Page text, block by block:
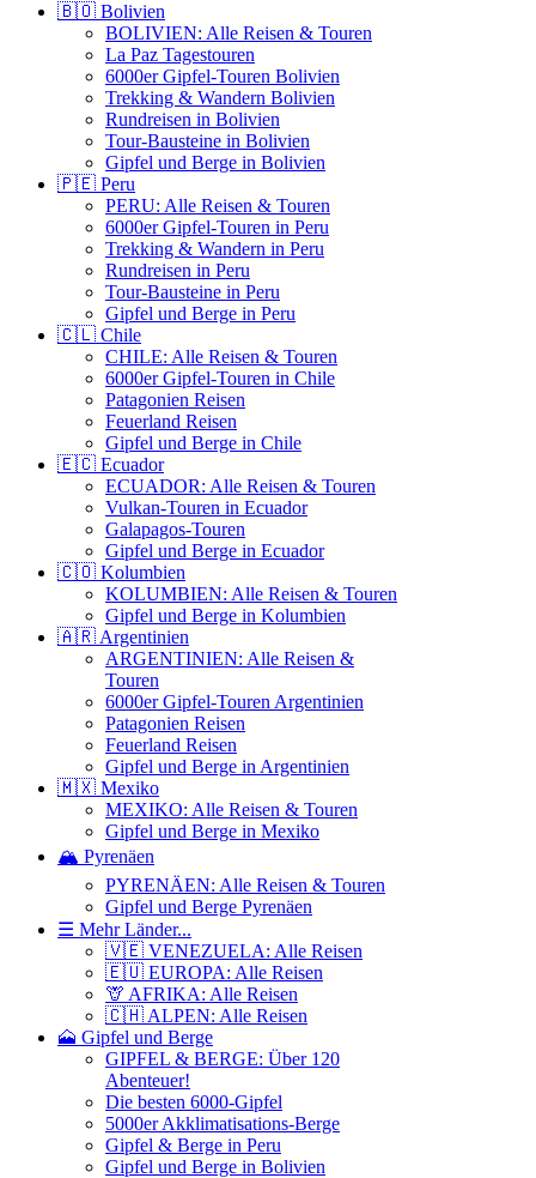
🇧🇴 Bolivien
BOLIVIEN: Alle Reisen & Touren
La Paz Tagestouren
6000er Gipfel-Touren Bolivien
Trekking & Wandern Bolivien
Rundreisen in Bolivien
Tour-Bausteine in Bolivien
Gipfel und Berge in Bolivien
🇵🇪 Peru
PERU: Alle Reisen & Touren
6000er Gipfel-Touren in Peru
Trekking & Wandern in Peru
Rundreisen in Peru
Tour-Bausteine in Peru
Gipfel und Berge in Peru
🇨🇱 Chile
CHILE: Alle Reisen & Touren
6000er Gipfel-Touren in Chile
Patagonien Reisen
Feuerland Reisen
Gipfel und Berge in Chile
🇪🇨 Ecuador
ECUADOR: Alle Reisen & Touren
Vulkan-Touren in Ecuador
Galapagos-Touren
Gipfel und Berge in Ecuador
🇨🇴 Kolumbien
KOLUMBIEN: Alle Reisen & Touren
Gipfel und Berge in Kolumbien
🇦🇷 Argentinien
ARGENTINIEN: Alle Reisen &
Touren
6000er Gipfel-Touren Argentinien
Patagonien Reisen
Feuerland Reisen
Gipfel und Berge in Argentinien
🇲🇽 Mexiko
MEXIKO: Alle Reisen & Touren
Gipfel und Berge in Mexiko
🏔️ Pyrenäen
PYRENÄEN: Alle Reisen & Touren
Gipfel und Berge Pyrenäen
☰ Mehr Länder...
🇻🇪 VENEZUELA: Alle Reisen
🇪🇺 EUROPA: Alle Reisen
🦒 AFRIKA: Alle Reisen
🇨🇭 ALPEN: Alle Reisen
🗻 Gipfel und Berge
GIPFEL & BERGE: Über 120
Abenteuer!
Die besten 6000-Gipfel
5000er Akklimatisations-Berge
Gipfel & Berge in Peru
Gipfel und Berge in Bolivien